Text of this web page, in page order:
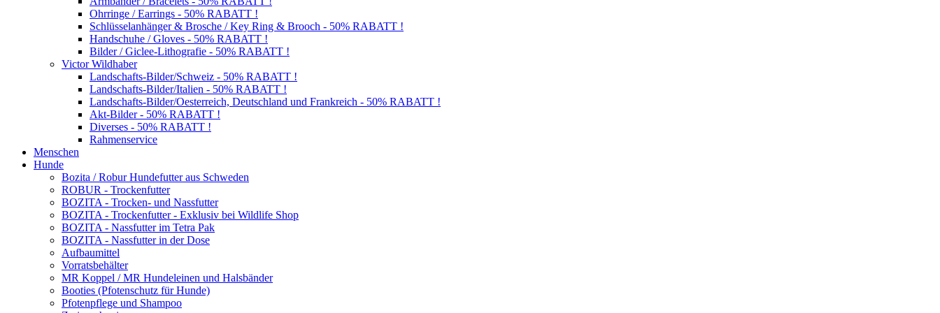
Ohrringe / Earrings - 50% RABATT !
Schlüsselanhänger & Brosche / Key Ring & Brooch - 50% RABATT !
Handschuhe / Gloves - 50% RABATT !
Bilder / Giclee-Lithografie - 50% RABATT !
Victor Wildhaber
Landschafts-Bilder/Schweiz - 50% RABATT !
Landschafts-Bilder/Italien - 50% RABATT !
Landschafts-Bilder/Oesterreich, Deutschland und Frankreich - 50% RABATT !
Akt-Bilder - 50% RABATT !
Diverses - 50% RABATT !
Rahmenservice
Menschen
Hunde
Bozita / Robur Hundefutter aus Schweden
ROBUR - Trockenfutter
BOZITA - Trocken- und Nassfutter
BOZITA - Trockenfutter - Exklusiv bei Wildlife Shop
BOZITA - Nassfutter im Tetra Pak
BOZITA - Nassfutter in der Dose
Aufbaumittel
Vorratsbehälter
MR Koppel / MR Hundeleinen und Halsbänder
Booties (Pfotenschutz für Hunde)
Pfotenpflege und Shampoo